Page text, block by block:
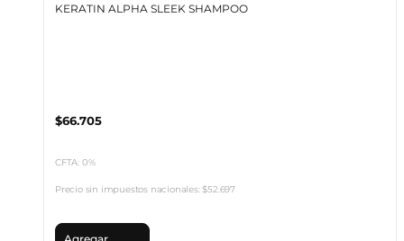
KERATIN ALPHA SLEEK SHAMPOO
$66.705
CFTA: 0%
Precio sin impuestos nacionales:$52.697